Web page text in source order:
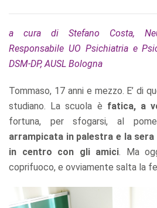
a cura di Stefano Costa,
Responsabile UO Psichiatria e
DSM-DP, AUSL Bologna
Tommaso, 17 anni e mezzo. E’ di
studiano. La scuola è fatica, a
fortuna, per sfogarsi, al
arrampicata in palestra e la sera
in centro con gli amici. Ma
coprifuoco, e ovviamente salta la